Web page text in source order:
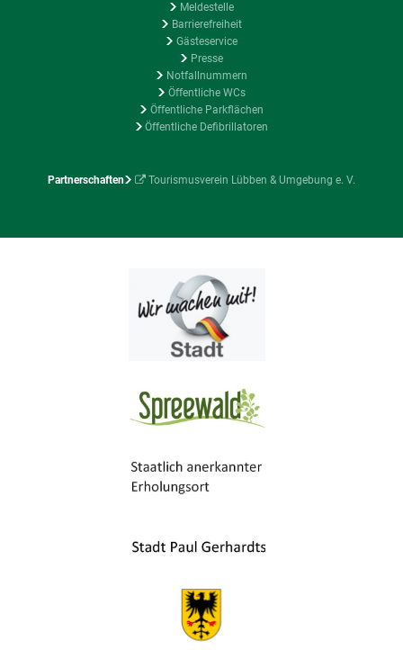
Meldestelle
Barrierefreiheit
Gästeservice
Presse
Notfallnummern
Öffentliche WCs
Öffentliche Parkflächen
Öffentliche Defibrillatoren
Partnerschaften Tourismusverein Lübben & Umgebung e. V.